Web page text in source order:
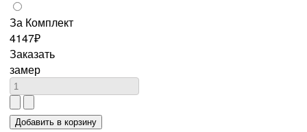
За Комплект
4147₽
Заказать
замер